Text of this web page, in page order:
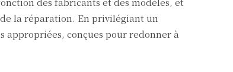
la réparation. En privilégiant un
appropriées, conçues pour redonner à